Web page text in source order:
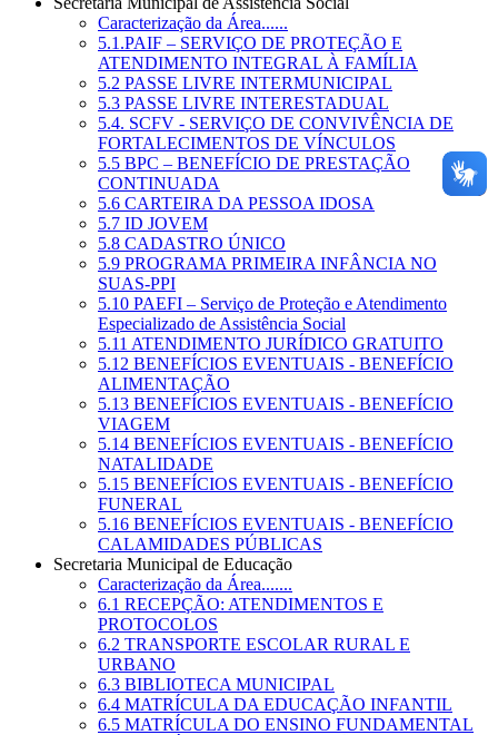
Caracterização da Área......
5.1.PAIF – SERVIÇO DE PROTEÇÃO E
ATENDIMENTO INTEGRAL À FAMÍLIA
5.2 PASSE LIVRE INTERMUNICIPAL
5.3 PASSE LIVRE INTERESTADUAL
5.4. SCFV - SERVIÇO DE CONVIVÊNCIA DE
FORTALECIMENTOS DE VÍNCULOS
5.5 BPC – BENEFÍCIO DE PRESTAÇÃO
CONTINUADA
5.6 CARTEIRA DA PESSOA IDOSA
5.7 ID JOVEM
5.8 CADASTRO ÚNICO
5.9 PROGRAMA PRIMEIRA INFÂNCIA NO
SUAS-PPI
5.10 PAEFI – Serviço de Proteção e Atendimento
Especializado de Assistência Social
5.11 ATENDIMENTO JURÍDICO GRATUITO
5.12 BENEFÍCIOS EVENTUAIS - BENEFÍCIO
ALIMENTAÇÃO
5.13 BENEFÍCIOS EVENTUAIS - BENEFÍCIO
VIAGEM
5.14 BENEFÍCIOS EVENTUAIS - BENEFÍCIO
NATALIDADE
5.15 BENEFÍCIOS EVENTUAIS - BENEFÍCIO
FUNERAL
5.16 BENEFÍCIOS EVENTUAIS - BENEFÍCIO
CALAMIDADES PÚBLICAS
Secretaria Municipal de Educação
Caracterização da Área.......
6.1 RECEPÇÃO: ATENDIMENTOS E
PROTOCOLOS
6.2 TRANSPORTE ESCOLAR RURAL E
URBANO
6.3 BIBLIOTECA MUNICIPAL
6.4 MATRÍCULA DA EDUCAÇÃO INFANTIL
6.5 MATRÍCULA DO ENSINO FUNDAMENTAL